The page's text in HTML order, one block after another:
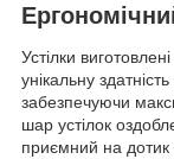
Устілки
унікальну
забезпечуючи
шар устілок
приємний на дотик